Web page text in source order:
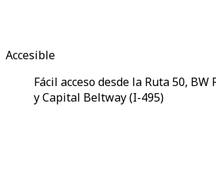
Accesible
Fácil acceso desde la Ruta 50,
y Capital Beltway (I-495)